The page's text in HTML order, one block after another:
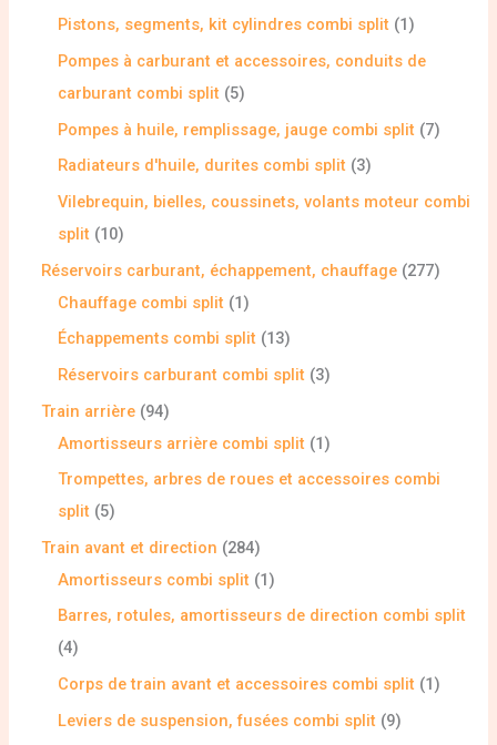
Pistons, segments, kit cylindres combi split 1
Pompes à carburant et accessoires, conduits de
carburant combi split 5
Pompes à huile, remplissage, jauge combi split 7
Radiateurs d'huile, durites combi split 3
Vilebrequin, bielles, coussinets, volants moteur combi
split 10
Réservoirs carburant, échappement, chauffage 277
Chauffage combi split
1
Échappements combi split 13
Réservoirs carburant combi split 3
Train arrière 94
Amortisseurs arrière combi split
1
Trompettes, arbres de roues et accessoires combi
split 5
Train avant et direction
284
Amortisseurs combi split 1
Barres, rotules, amortisseurs de direction combi split
4
Corps de train avant et accessoires combi split 1
Leviers de suspension, fusées combi split 9